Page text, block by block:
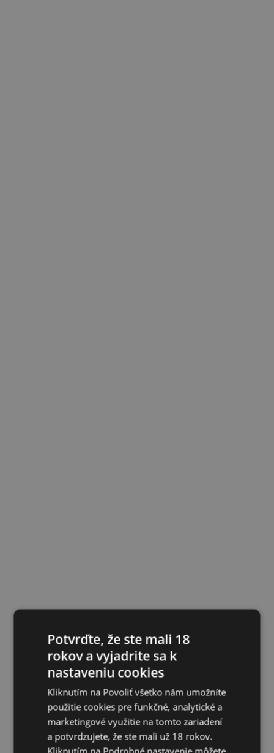
Potvrďte, že ste mali 18
rokov a vyjadrite sa k
nastaveniu cookies
Kliknutím na Povoliť všetko nám umožníte
použitie cookies pre funkčné, analytické a
marketingové využitie na tomto zariadení
a potvrdzujete, že ste mali už 18 rokov.